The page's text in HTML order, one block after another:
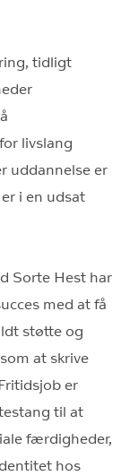
tidligt
livslang
uddannelse er
i en udsat
Sorte Hest har
med at få
støtte og
at skrive
er
til at
færdigheder,
hos